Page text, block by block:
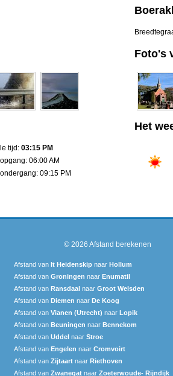
tijd: 03:15 PM
06:00 AM
09:15 PM
Foto's
Het
© 2026 Afstand berekenen
Afstand van It Heidenskip naar Hollum
Afstand van Groningen naar Enumatil
Afstand van Ransdaal naar Groot Welsden
Afstand van Diemen naar De Koog
Afstand van Vianen (Utrecht) naar Lopik
Afstand van Beuningen naar Bennekom
Afstand van Uddel naar Stroe
Afstand van Engelen naar Cromvoirt
Afstand van Zijtaart naar Riethoven
Afstand van Zwanegat naar Zoeterwoude- Rijndijk